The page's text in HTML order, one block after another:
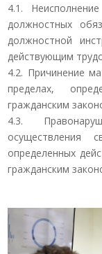
4.1.
должностных
должностной
действующим
4.2. Причинение
пределах,
гражданским
4.3.
осуществления
определенных
гражданским